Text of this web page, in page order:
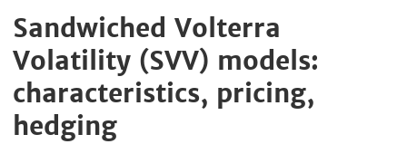
Sandwiched Volterra
Volatility (SVV) models:
characteristics, pricing,
hedging